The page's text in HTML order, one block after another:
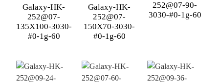
Galaxy-HK-
252@07-
135X100-3030-
#0-1g-60
Galaxy-HK-
252@07-
150X70-3030-
#0-1g-60
252@07-90-
3030-#0-1g-60